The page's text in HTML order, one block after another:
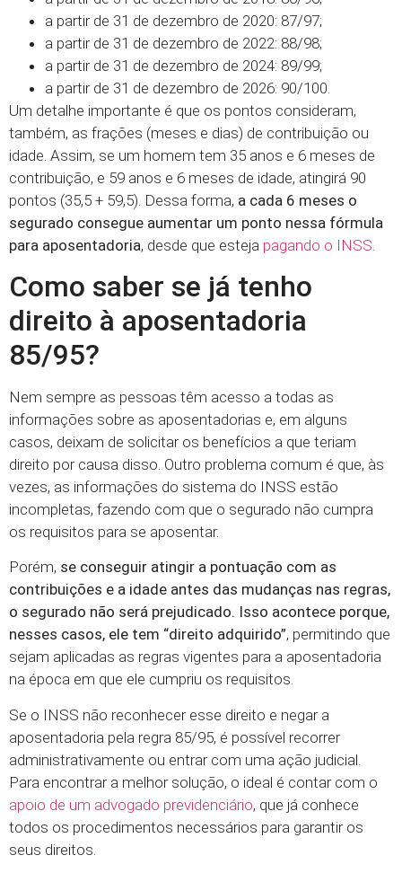
a partir de 31 de dezembro de 2020: 87/97;
a partir de 31 de dezembro de 2022: 88/98;
a partir de 31 de dezembro de 2024: 89/99;
a partir de 31 de dezembro de 2026: 90/100.
Um detalhe importante é que os pontos consideram,
também, as frações (meses e dias) de contribuição ou
idade. Assim, se um homem tem 35 anos e 6 meses de
contribuição, e 59 anos e 6 meses de idade, atingirá 90
pontos (35,5 + 59,5). Dessa forma, a cada 6 meses o
segurado consegue aumentar um ponto nessa fórmula
para aposentadoria, desde que esteja pagando o INSS
Como saber se já tenho
direito à aposentadoria
85/95?
Nem sempre as pessoas têm acesso a todas as
informações sobre as aposentadorias e, em alguns
casos, deixam de solicitar os benefícios a que teriam
direito por causa disso. Outro problema comum é que, às
vezes, as informações do sistema do INSS estão
incompletas, fazendo com que o segurado não cumpra
os requisitos para se aposentar.
Porém, se conseguir atingir a pontuação com as
contribuições e a idade antes das mudanças nas regras,
o segurado não será prejudicado. Isso acontece porque,
nesses casos, ele tem “direito adquirido”, permitindo que
sejam aplicadas as regras vigentes para a aposentadoria
na época em que ele cumpriu os requisitos.
Se o INSS não reconhecer esse direito e negar a
aposentadoria pela regra 85/95, é possível recorrer
administrativamente ou entrar com uma ação judicial.
Para encontrar a melhor solução, o ideal é contar com o
apoio de um advogado previdenciário, que já conhece
todos os procedimentos necessários para garantir os
seus direitos.